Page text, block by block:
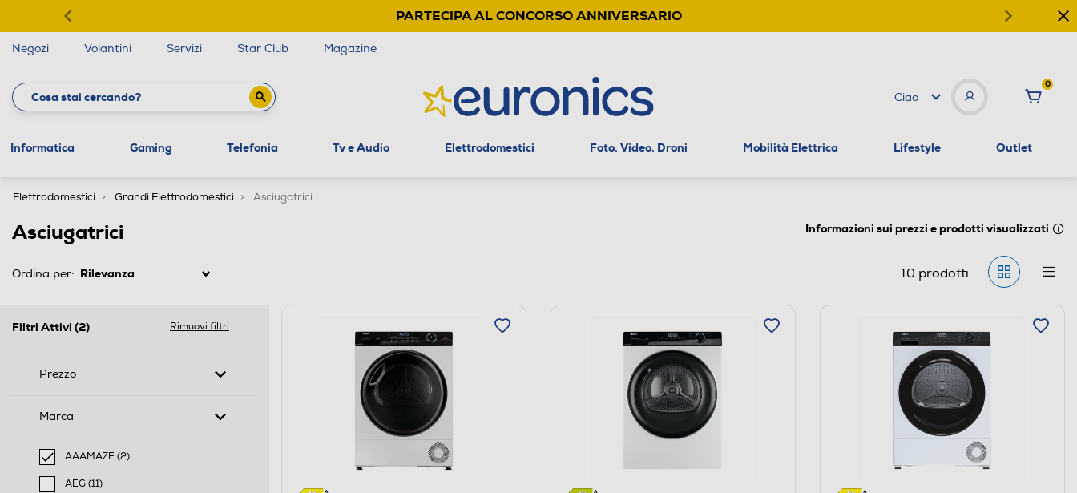
PARTECIPA AL CONCORSO ANNIVERSARIO
Negozi Volantini Servizi Star Club Magazine
Ciao
0
Informatica Gaming Telefonia Tv e Audio Elettrodomestici Foto, Video, Droni Mobilità Elettrica Lifestyle Outlet
Elettrodomestici Grandi Elettrodomestici Asciugatrici
Asciugatrici Informazioni sui prezzi e prodotti visualizzati
Ordina per: 10 prodotti
Filtri Attivi (2) Rimuovi filtri
Prezzo
Marca
AAAMAZE (2)
selected Filtro applicato per Marca: AAAMAZE
AEG (11)